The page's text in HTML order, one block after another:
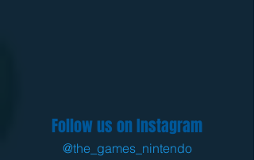
Follow us on Instagram
@the_games_nintendo